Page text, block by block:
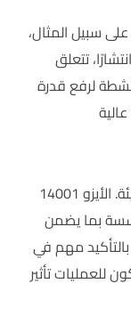
سبيل المثال،
انتشارًا، تتعلق
لرفع قدرة
ثانيًا، شهادات الأيزو تساعد في الحفاظ على البيئة. الأيزو 14001
بما يضمن
مهم في
للعمليات تأثير